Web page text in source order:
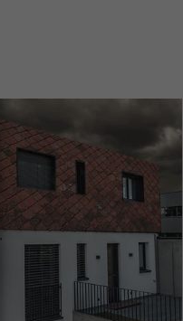
EXPIRATION
UTILITÉ
NOM
EXPIRATION
UTILITÉ